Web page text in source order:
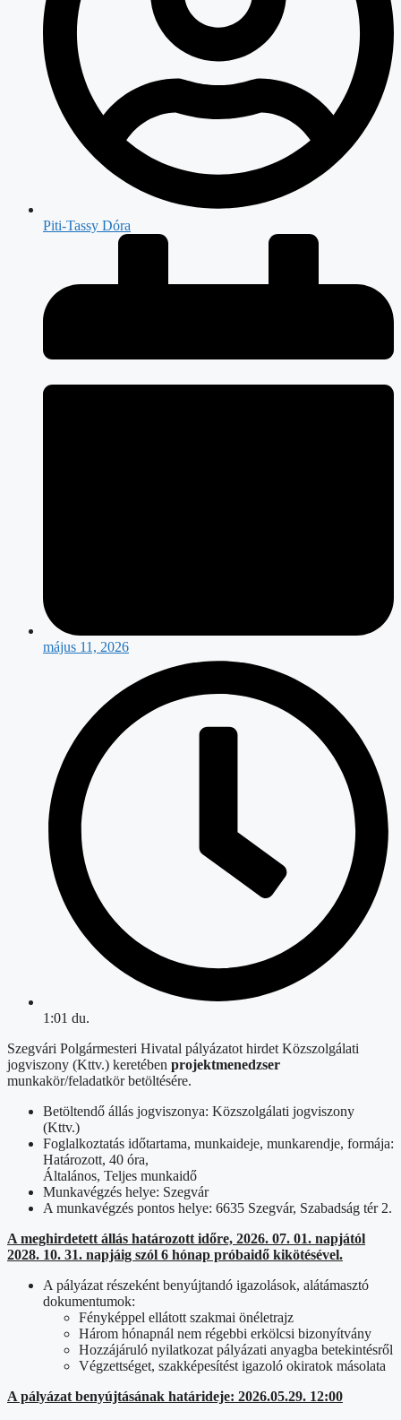
Piti-Tassy Dóra
május 11, 2026
1:01 du.
Szegvári Polgármesteri Hivatal pályázatot hirdet Közszolgálati
jogviszony (Kttv.) keretében projektmenedzser
munkakör/feladatkör betöltésére.
Betöltendő állás jogviszonya: Közszolgálati jogviszony
(Kttv.)
Foglalkoztatás időtartama, munkaideje, munkarendje, formája:
Határozott, 40 óra,
Általános, Teljes munkaidő
Munkavégzés helye: Szegvár
A munkavégzés pontos helye: 6635 Szegvár, Szabadság tér 2.
A meghirdetett állás határozott időre, 2026. 07. 01. napjától
2028. 10. 31. napjáig szól 6 hónap próbaidő kikötésével.
A pályázat részeként benyújtandó igazolások, alátámasztó
dokumentumok:
Fényképpel ellátott szakmai önéletrajz
Három hónapnál nem régebbi erkölcsi bizonyítvány
Hozzájáruló nyilatkozat pályázati anyagba betekintésről
Végzettséget, szakképesítést igazoló okiratok másolata
A pályázat benyújtásának határideje: 2026.05.29. 12:00